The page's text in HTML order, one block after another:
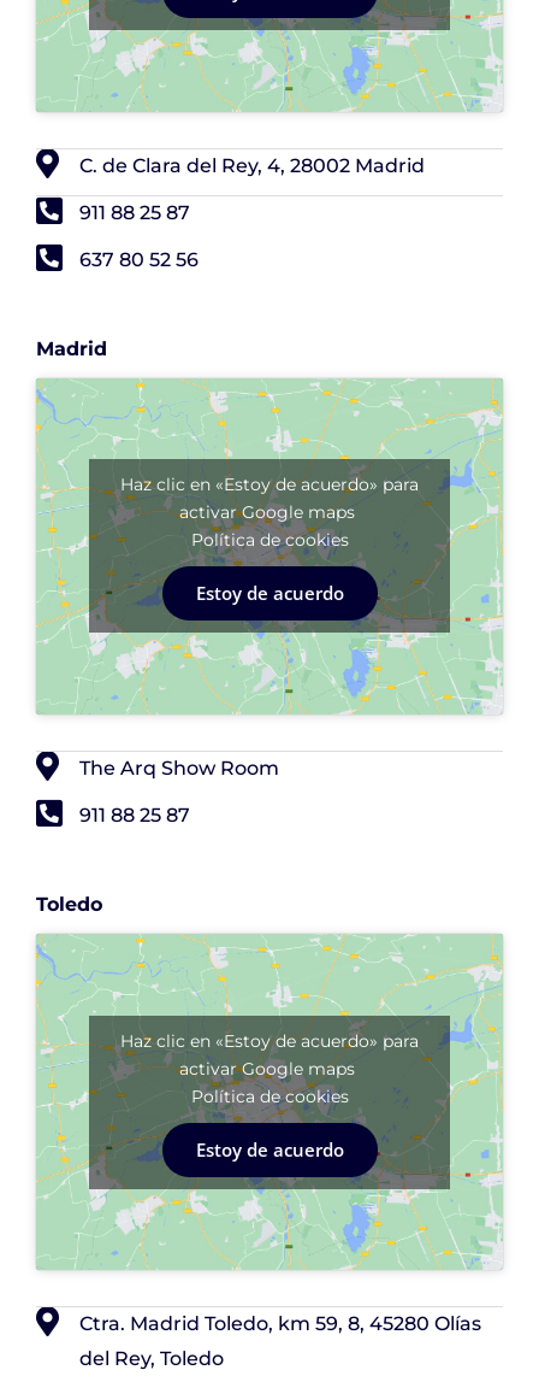
C. de Clara del Rey, 4, 28002 Madrid
911 88 25 87
637 80 52 56
Madrid
Haz clic en «Estoy de acuerdo» para
activar Google maps
Política de cookies
Estoy de acuerdo
The Arq Show Room
911 88 25 87
Toledo
Haz clic en «Estoy de acuerdo» para
activar Google maps
Política de cookies
Estoy de acuerdo
Ctra. Madrid Toledo, km 59, 8, 45280 Olías
del Rey, Toledo